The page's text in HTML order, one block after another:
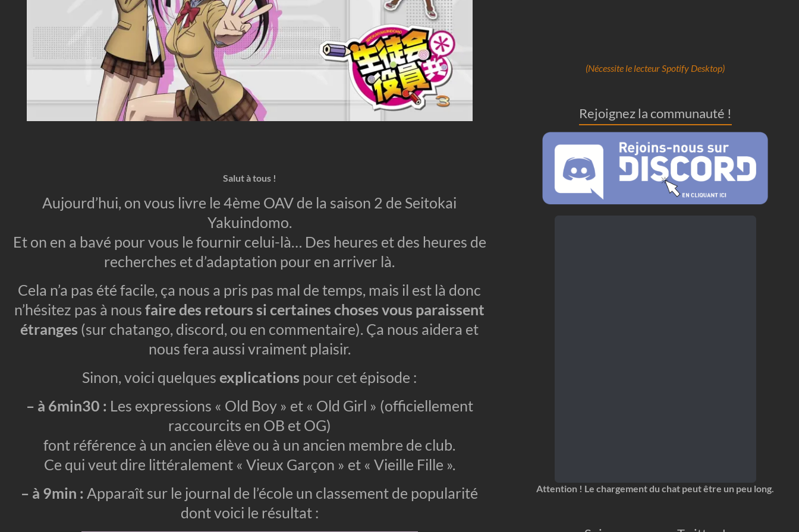
Salut à tous !
Aujourd’hui, on vous livre le 4ème OAV de la saison 2 de Seitokai
Yakuindomo.
Et on en a bavé pour vous le fournir celui-là… Des heures et des heures de
recherches et d’adaptation pour en arriver là.
Cela n’a pas été facile, ça nous a pris pas mal de temps, mais il est là donc
n’hésitez pas à nousfaire des retours si certaines choses vous paraissent
étranges (sur chatango, discord, ou en commentaire). Ça nous aidera et
nous fera aussi vraiment plaisir.
Sinon, voici quelquesexplications pour cet épisode :
– à 6min30 : Les expressions « Old Boy » et « Old Girl » (officiellement
raccourcits en OB et OG)
font référence à un ancien élève ou à un ancien membre de club.
Ce qui veut dire littéralement « Vieux Garçon » et « Vieille Fille ».
– à 9min : Apparaît sur le journal de l’école un classement de popularité
dont voici le résultat :
(Nécessite le lecteur Spotify Desktop)
Rejoignez la communauté !
Attention ! Le chargement du chat peut être un peu long.